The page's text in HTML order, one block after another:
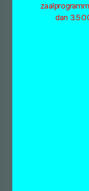
dan